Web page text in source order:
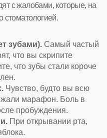
с жалобами, которые, на
стоматологией.
зубами). Самый частый
что вы скрипите
что зубы стали короче
Чувство, будто вы всю
марафон. Боль в
пробуждения.
При открывании рта,